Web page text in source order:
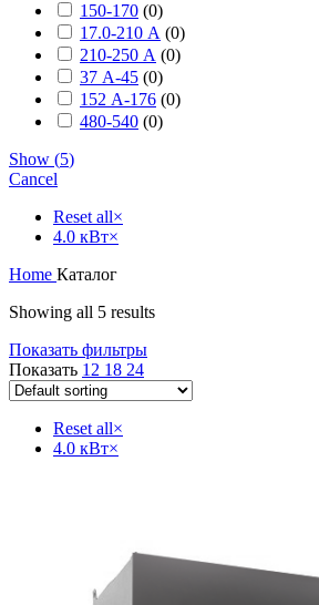
150-170 (0)
17.0-210 А (0)
210-250 А (0)
37 А-45 (0)
152 А-176 (0)
480-540 (0)
Show (5)
Cancel
Reset all×
4.0 кВт×
Home Каталог
Showing all 5 results
Показать фильтры
Показать 12 18 24
Reset all×
4.0 кВт×